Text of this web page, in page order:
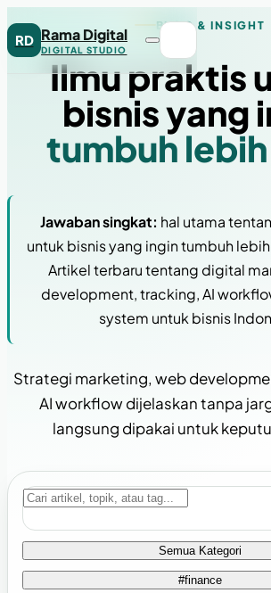
RD Rama Digital
DIGITAL STUDIO
BLOG & INSIGHT
Ilmu praktis
bisnis yang
tumbuh
Jawaban singkat: hal utama
untuk bisnis yang ingin tumbuh
Artikel terbaru tentang digital
development, tracking, AI
system untuk bisnis
Strategi marketing, web
AI workflow dijelaskan tanpa
langsung dipakai untuk
Semua Kategori
#finance